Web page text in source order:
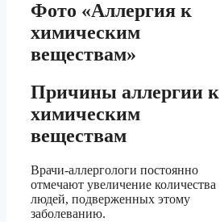
Фото «Аллергия к
химическим
веществам»
Причины аллергии к
химическим
веществам
Врачи-аллергологи постоянно
отмечают увеличение количества
людей, подверженных этому
заболеванию.